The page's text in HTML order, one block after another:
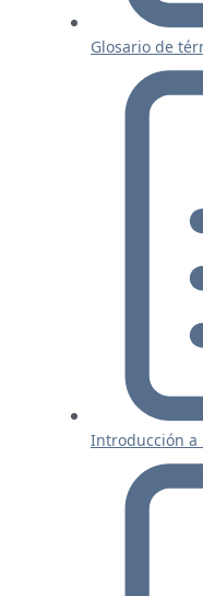
Glosario de
Introducción a